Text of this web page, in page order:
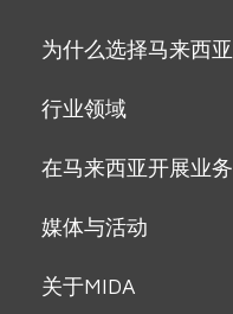
为什么选择马来西亚
行业领域
在马来西亚开展业务
媒体与活动
关于MIDA